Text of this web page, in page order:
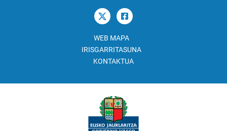
WEB MAPA
IRISGARRITASUNA
KONTAKTUA